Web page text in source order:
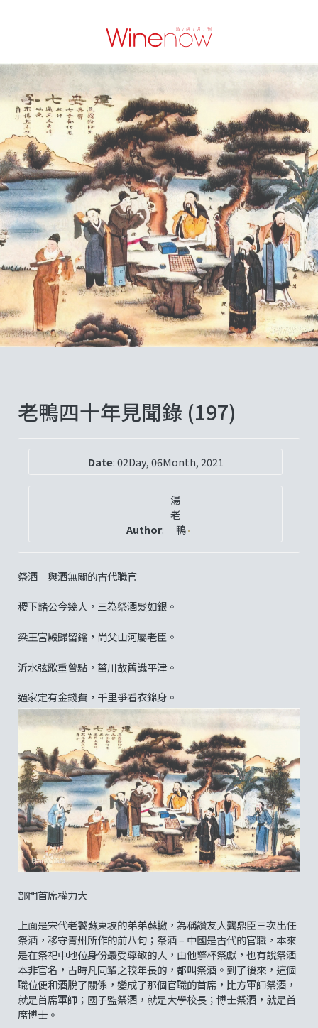
老鴨四十年見聞錄 (197)
Date:02Day, 06Month, 2021
Author:
湯
老
鴨
祭酒︱與酒無關的古代職官
稷下諸公今幾人，三為祭酒髮如銀。
梁王宮殿歸留鑰，尚父山河屬老臣。
沂水弦歌重曾點，菑川故舊識平津。
過家定有金錢費，千里爭看衣錦身。
部門首席權力大
上面是宋代老饕蘇東坡的弟弟蘇轍，為稱讚友人龔鼎臣三次出任
祭酒，移守青州所作的前八句；祭酒 – 中國是古代的官職，本來
是在祭祀中地位身份最受尊敬的人，由他擎杯祭獻，也有說祭酒
本非官名，古時凡同輩之較年長的，都叫祭酒。到了後來，這個
職位便和酒脫了關係，變成了那個官職的首席，比方軍師祭酒，
就是首席軍師；國子監祭酒，就是大學校長；博士祭酒，就是首
席博士。